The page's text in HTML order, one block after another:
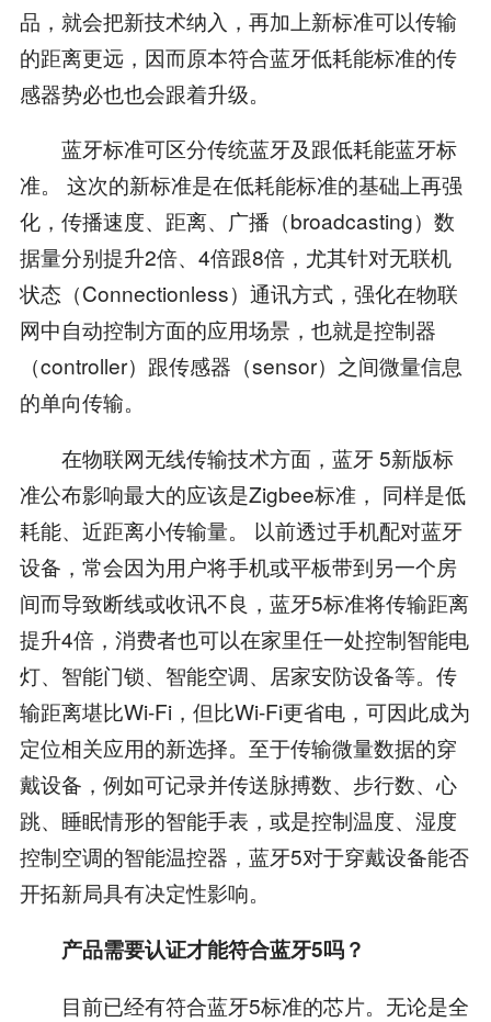
品，就会把新技术纳入，再加上新标准可以传输
的距离更远，因而原本符合蓝牙低耗能标准的传
感器势必也也会跟着升级。
蓝牙标准可区分传统蓝牙及跟低耗能蓝牙标
准。 这次的新标准是在低耗能标准的基础上再强
化，传播速度、距离、广播（broadcasting）数
据量分别提升2倍、4倍跟8倍，尤其针对无联机
状态（Connectionless）通讯方式，强化在物联
网中自动控制方面的应用场景，也就是控制器
（controller）跟传感器（sensor）之间微量信息
的单向传输。
在物联网无线传输技术方面，蓝牙 5新版标
准公布影响最大的应该是Zigbee标准， 同样是低
耗能、近距离小传输量。 以前透过手机配对蓝牙
设备，常会因为用户将手机或平板带到另一个房
间而导致断线或收讯不良，蓝牙5标准将传输距离
提升4倍，消费者也可以在家里任一处控制智能电
灯、智能门锁、智能空调、居家安防设备等。传
输距离堪比Wi-Fi，但比Wi-Fi更省电，可因此成为
定位相关应用的新选择。至于传输微量数据的穿
戴设备，例如可记录并传送脉搏数、步行数、心
跳、睡眠情形的智能手表，或是控制温度、湿度
控制空调的智能温控器，蓝牙5对于穿戴设备能否
开拓新局具有决定性影响。
产品需要认证才能符合蓝牙5吗？
目前已经有符合蓝牙5标准的芯片。无论是全